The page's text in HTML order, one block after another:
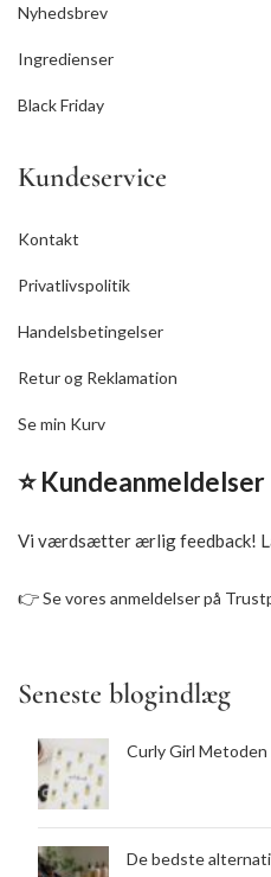
Nyhedsbrev
Ingredienser
Black Friday
Kundeservice
Kontakt
Privatlivspolitik
Handelsbetingelser
Retur og Reklamation
Se min Kurv
⭐ Kundeanmeldelser
Vi værdsætter ærlig feedback!
👉Se vores anmeldelser på
Seneste blogindlæg
Curly Girl
De bedste